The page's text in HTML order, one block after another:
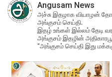
Angusam News
அச்சு இதழாக வியாழன்
அங்குசம் செய்தி.
இதழ் உங்கள் இல்லம் தேடி
அங்குசம் இதழின்
"அங்குசம் செய்தி இது